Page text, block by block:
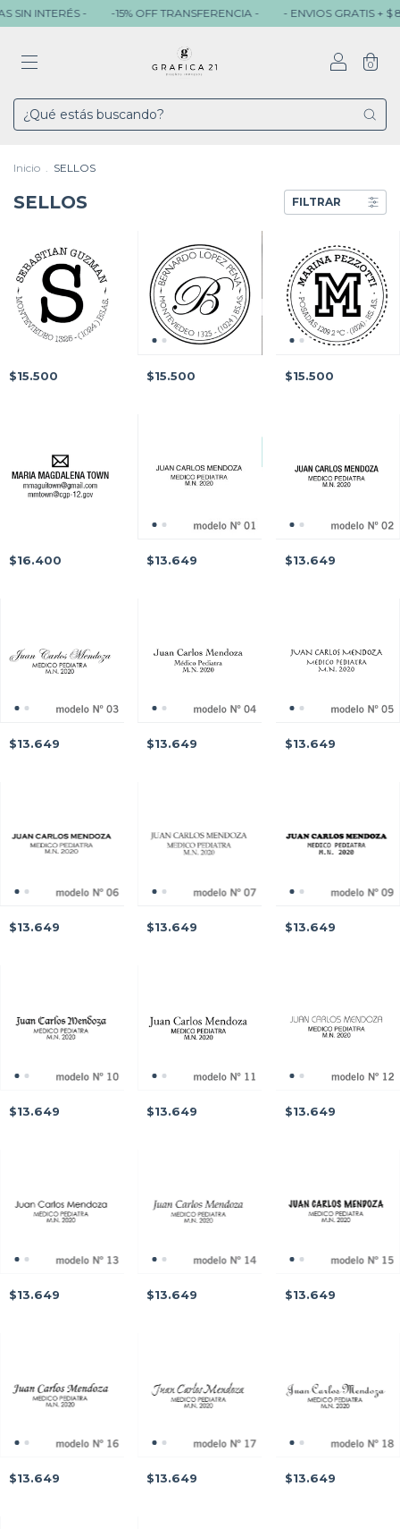
- -15% OFF TRANSFERENCIA - - ENVIOS GRATIS + $ 80.000 -
0
Inicio . SELLOS
SELLOS FILTRAR
$15.500 $15.500 $15.500
$16.400 $13.649 $13.649
$13.649 $13.649 $13.649
$13.649 $13.649 $13.649
$13.649 $13.649 $13.649
$13.649 $13.649 $13.649
$13.649 $13.649 $13.649